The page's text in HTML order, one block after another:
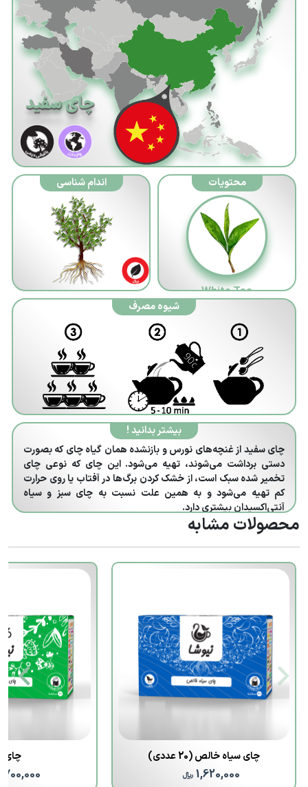
چای سفید
محتویات
White Tea
اندام شناسی
شیوه مصرف
بیشتر بدانید !
چای سفید از غنچه‌های نورس و بازنشده همان گیاه چای که بصورت
دستی برداشت می‌شوند، تهیه می‌شود. این چای که نوعی چای
تخمیر شده سبک است، از خشک کردن برگ‌ها در آفتاب یا روی حرارت
کم تهیه می‌شود و به همین علت نسبت به چای سبز و سیاه
آنتی‌اکسیدان بیشتری دارد.
محصولات مشابه
چای سیاه خالص (20 عددی)
1,620,000 ﷼
چای